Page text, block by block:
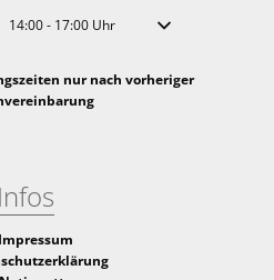
Öffnungs- oder Schließzeiten auszublenden
14:00- 17:00Uhr Von 14:00 bis 17:00
nur nach vorheriger
Infos
Impressum